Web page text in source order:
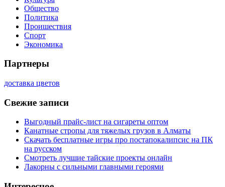
Общество
Политика
Проишествия
Спорт
Экономика
Партнеры
доставка цветов
Свежие записи
Выгодный прайс-лист на сигареты оптом
Канатные стропы для тяжелых грузов в Алматы
Скачать бесплатные игры про постапокалипсис на ПК
на русском
Смотреть лучшие тайские проекты онлайн
Лакорны с сильными главными героями